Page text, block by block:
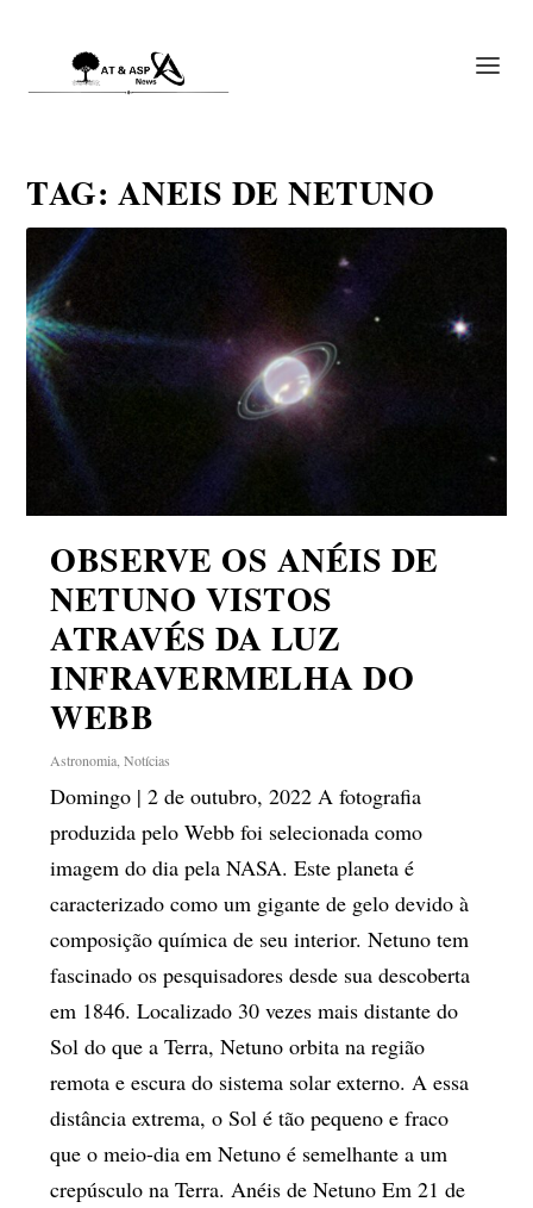
TAG: ANEIS DE NETUNO
OBSERVE OS ANÉIS DE
NETUNO VISTOS
ATRAVÉS DA LUZ
INFRAVERMELHA DO
WEBB
Astronomia ,Notícias
Domingo | 2 de outubro, 2022 A fotografia
produzida pelo Webb foi selecionada como
imagem do dia pela NASA. Este planeta é
caracterizado como um gigante de gelo devido à
composição química de seu interior. Netuno tem
fascinado os pesquisadores desde sua descoberta
em 1846. Localizado 30 vezes mais distante do
Sol do que a Terra, Netuno orbita na região
remota e escura do sistema solar externo. A essa
distância extrema, o Sol é tão pequeno e fraco
que o meio-dia em Netuno é semelhante a um
crepúsculo na Terra. Anéis de Netuno Em 21 de